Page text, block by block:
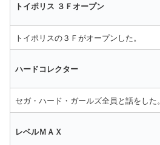
トイポリス ３Ｆオープン
トイポリスの３Ｆがオープンした。
ハードコレクター
セガ・ハード・ガールズ全員と話をした。
レベルＭＡＸ